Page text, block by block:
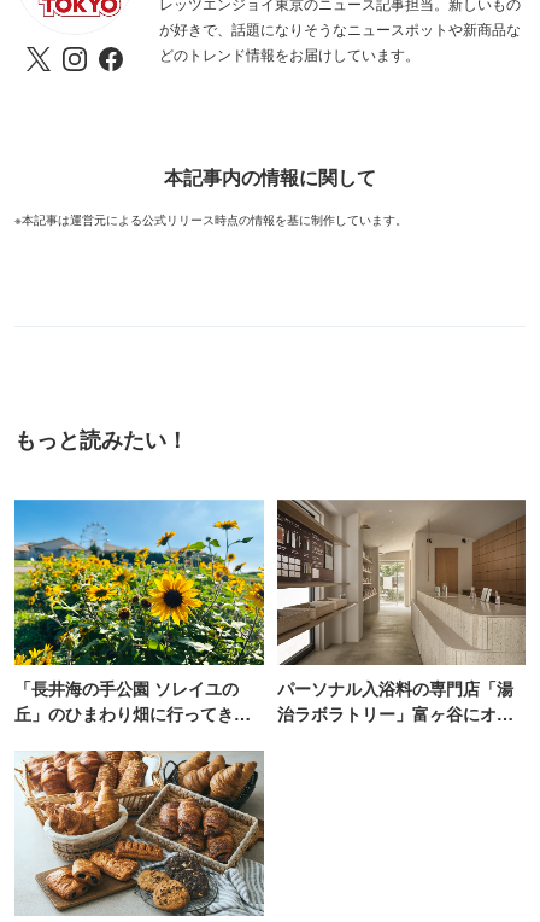
が好きで、話題になりそうなニュースポットや新商品な
どのトレンド情報をお届けしています。
本記事内の情報に関して
※本記事は運営元による公式リリース時点の情報を基に制作しています。
もっと読みたい！
「長井海の手公園 ソレイユの
丘」のひまわり畑に行ってき
【2026】
パーソナル入浴料の専門店「湯
治ラボラトリー」富ヶ谷にオー